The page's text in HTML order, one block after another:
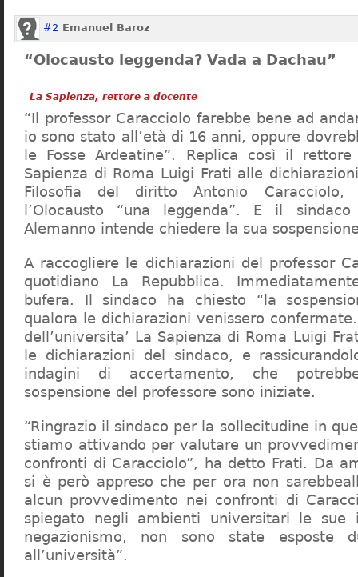
#2 Emanuel Baroz
“Olocausto leggenda? Vada a Dachau”
La Sapienza, rettore a docente
“Il professor Caracciolo farebbe bene ad
io sono stato all’età di 16 anni, oppure
le Fosse Ardeatine”. Replica così il rettore
Sapienza di Roma Luigi Frati alle
Filosofia del diritto Antonio
l’Olocausto “una leggenda”. E il
Alemanno intende chiedere la sua
A raccogliere le dichiarazioni del professor
quotidiano La Repubblica.
bufera. Il sindaco ha chiesto “la
qualora le dichiarazioni venissero
dell’universita’ La Sapienza di Roma Luigi
le dichiarazioni del sindaco, e
indagini di accertamento, che
sospensione del professore sono iniziate.
“Ringrazio il sindaco per la sollecitudine in
stiamo attivando per valutare un
confronti di Caracciolo”, ha detto Frati. Da
si è però appreso che per ora non
alcun provvedimento nei confronti di
spiegato negli ambienti universitari le sue
negazionismo, non sono state esposte
all’università”.